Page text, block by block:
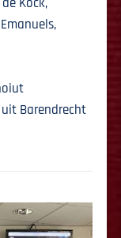
uit Barendrecht